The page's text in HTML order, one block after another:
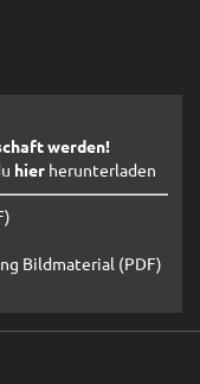
werden!
hier herunterladen
Bildmaterial (PDF)